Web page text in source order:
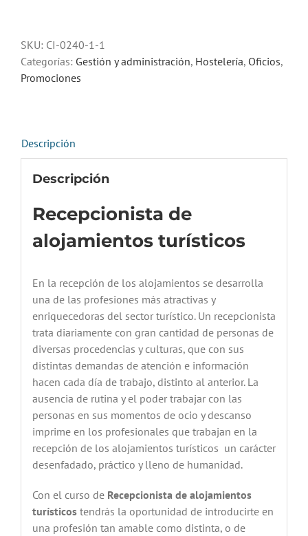
cantidad
SKU: CI-0240-1-1
Categorías: Gestión y administración, Hostelería, Oficios,
Promociones
Descripción
Descripción
Recepcionista de
alojamientos turísticos
En la recepción de los alojamientos se desarrolla
una de las profesiones más atractivas y
enriquecedoras del sector turístico. Un recepcionista
trata diariamente con gran cantidad de personas de
diversas procedencias y culturas, que con sus
distintas demandas de atención e información
hacen cada día de trabajo, distinto al anterior. La
ausencia de rutina y el poder trabajar con las
personas en sus momentos de ocio y descanso
imprime en los profesionales que trabajan en la
recepción de los alojamientos turísticos un carácter
desenfadado, práctico y lleno de humanidad.
Con el curso de Recepcionista de alojamientos
turísticostendrás la oportunidad de introducirte en
una profesión tan amable como distinta, o de